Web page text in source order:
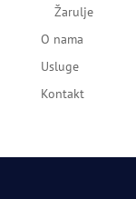
Žarulje
O nama
Usluge
Kontakt